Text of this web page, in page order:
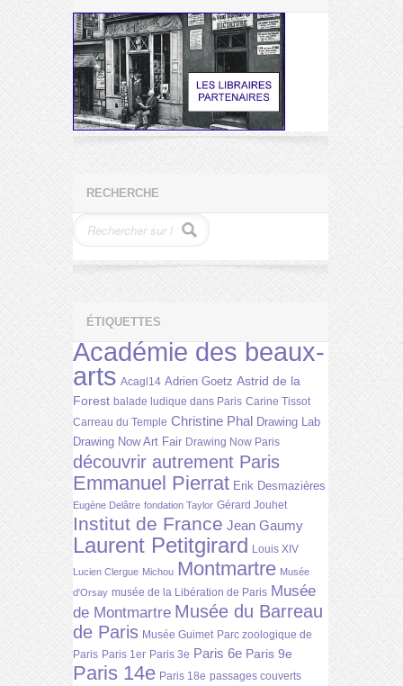
RECHERCHE
ÉTIQUETTES
Académie des beaux-
arts Acagl14 Adrien Goetz Astrid de la
Forest balade ludique dans Paris Carine Tissot
Carreau du Temple Christine Phal Drawing Lab
Drawing Now Art Fair Drawing Now Paris
découvrir autrement Paris
Emmanuel Pierrat Erik Desmazières
Eugène Delâtre fondation Taylor Gérard Jouhet
Institut de France Jean Gaumy
Laurent Petitgirard Louis XIV
Lucien Clergue Michou Montmartre Musée
d'Orsay musée de la Libération de Paris Musée
de Montmartre Musée du Barreau
de Paris Musée Guimet Parc zoologique de
Paris Paris 1er Paris 3e Paris 6e Paris 9e
Paris 14e Paris 18e passages couverts